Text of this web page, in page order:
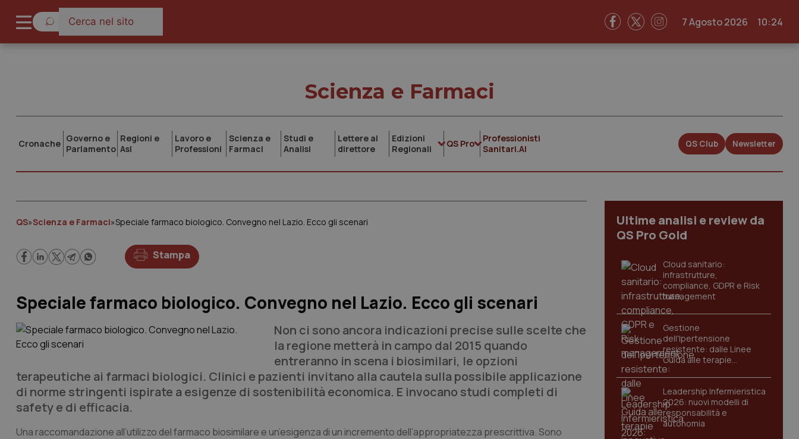
7 Agosto 2026 10:24
Scienza e Farmaci
Cronache Governo e
Parlamento
Regioni e
Asl
Lavoro e
Professioni
Scienza e
Farmaci
Studi e
Analisi
Lettere al
direttore
Edizioni
Regionali
QS Pro
Professionisti
Sanitari.AI
QS Club Newsletter
QS»Scienza e Farmaci»Speciale farmaco biologico. Convegno nel Lazio. Ecco gli scenari
Stampa
Speciale farmaco biologico. Convegno nel Lazio. Ecco gli scenari
Non ci sono ancora indicazioni precise sulle scelte che
la regione metterà in campo dal 2015 quando
entreranno in scena i biosimilari, le opzioni
terapeutiche ai farmaci biologici. Clinici e pazienti invitano alla cautela sulla possibile applicazione
di norme stringenti ispirate a esigenze di sostenibilità economica. E invocano studi completi di
safety e di efficacia.
Una raccomandazione all’utilizzo del farmaco biosimilare e un’esigenza di un incremento dell’appropriatezza prescrittiva. Sono
Ultime analisi e review da
QS Pro Gold
Cloud sanitario:
infrastrutture,
compliance, GDPR e Risk
management
Gestione
dell'Ipertensione
resistente: dalle Linee
Guida alle terapie
innovative
Leadership Infermieristica
2026: nuovi modelli di
responsabilità e
autonomia